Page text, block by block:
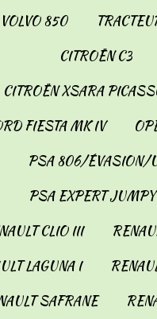
VOLVO 850
CITROËN C3
CITROËN XSARA
FIESTA MK IV
PSA 806/ÉVASION/
PSA EXPERT JUMPY
CLIO III
LAGUNA I
SAFRANE